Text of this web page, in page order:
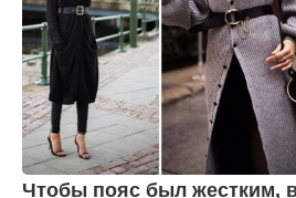
Чтобы пояс был жестким,